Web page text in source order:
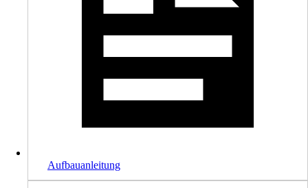
Aufbauanleitung